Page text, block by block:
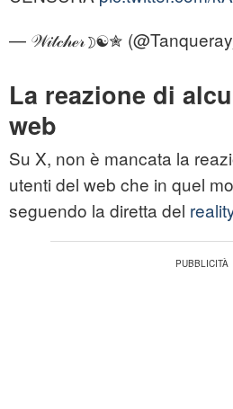
— 𝒲𝒾𝓉𝒸𝒽ℯ𝓇☽☯︎✮
La reazione di
web
Su X, non è mancata la
utenti del web che in quel
seguendo la diretta del